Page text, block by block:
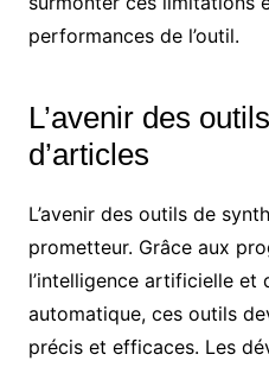
performances de l’outil.
L’avenir des
d’articles
L’avenir des outils de
prometteur. Grâce aux
l’intelligence artificielle et
automatique, ces outils
précis et efficaces. Les